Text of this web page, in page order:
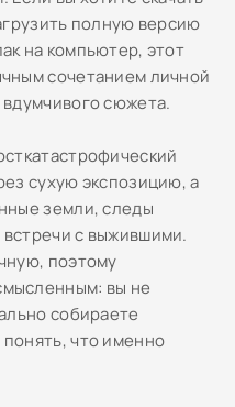
полную версию
на компьютер, этот
сочетанием личной
сюжета.
сухую экспозицию, а
земли, следы
с выжившими.
поэтому
вы не
собираете
что именно